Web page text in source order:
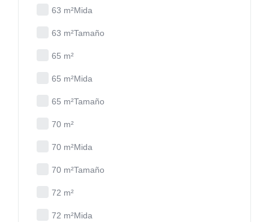
63 m²Mida
63 m²Tamaño
65 m²
65 m²Mida
65 m²Tamaño
70 m²
70 m²Mida
70 m²Tamaño
72 m²
72 m²Mida